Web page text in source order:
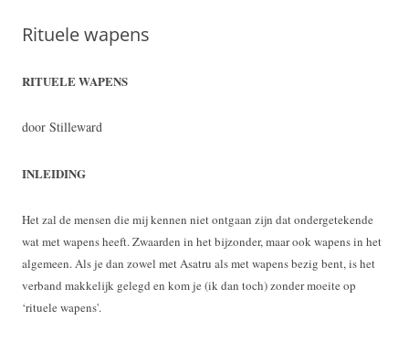
Rituele wapens
RITUELE WAPENS
door Stilleward
INLEIDING
Het zal de mensen die mij kennen niet ontgaan zijn dat ondergetekende
wat met wapens heeft. Zwaarden in het bijzonder, maar ook wapens in het
algemeen. Als je dan zowel met Asatru als met wapens bezig bent, is het
verband makkelijk gelegd en kom je (ik dan toch) zonder moeite op
‘rituele wapens'.